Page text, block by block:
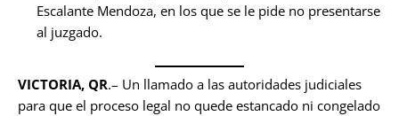
Escalante Mendoza, en los que se le pide no presentarse
al juzgado.
VICTORIA, QR.– Un llamado a las autoridades judiciales
para que el proceso legal no quede estancado ni congelado